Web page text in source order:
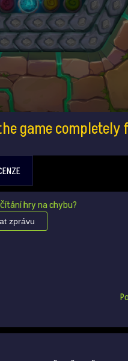
game completely
hry na chybu?
zprávu